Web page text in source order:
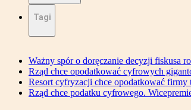
Tagi
Ważny spór o doręczanie decyzji fiskusa
Rząd chce opodatkować cyfrowych
Resort cyfryzacji chce opodatkować firmy
Rząd chce podatku cyfrowego.